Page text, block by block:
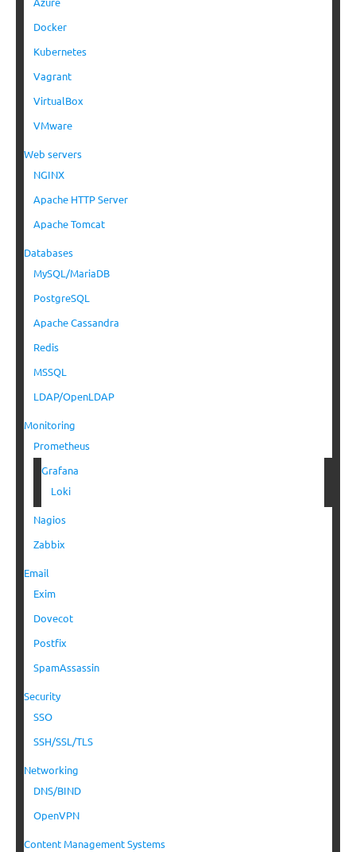
Docker
Kubernetes
Vagrant
VirtualBox
VMware
Web servers
NGINX
Apache HTTP Server
Apache Tomcat
Databases
MySQL/MariaDB
PostgreSQL
Apache Cassandra
Redis
MSSQL
LDAP/OpenLDAP
Monitoring
Prometheus
Grafana
Loki
Nagios
Zabbix
Email
Exim
Dovecot
Postfix
SpamAssassin
Security
SSO
SSH/SSL/TLS
Networking
DNS/BIND
OpenVPN
Content Management Systems